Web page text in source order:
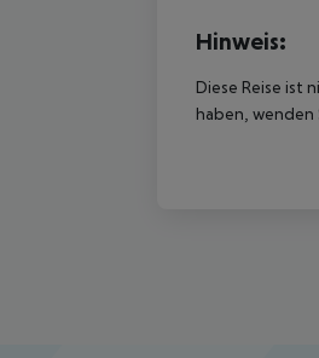
Hinweis:
Diese Reise ist
haben, wenden